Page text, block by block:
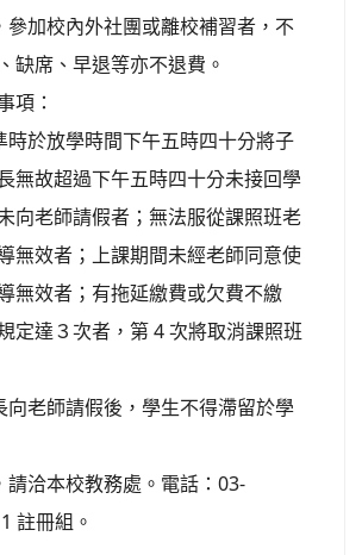
參加校內外社團或離校補習者，不
缺席、早退等亦不退費。
項：
時於放學時間下午五時四十分將子
無故超過下午五時四十分未接回學
向老師請假者；無法服從課照班老
無效者；上課期間未經老師同意使
無效者；有拖延繳費或欠費不繳
定達３次者，第 4 次將取消課照班
向老師請假後，學生不得滯留於學
請洽本校教務處。電話： 03-
註冊組。